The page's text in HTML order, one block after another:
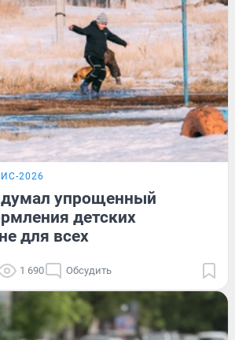
2026
упрощенный
детских
для всех
1 690 Обсудить